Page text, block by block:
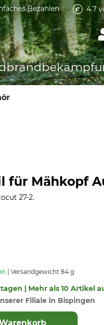
Bezahlen 4.7
für Mähkopf
27-2.
Versandgewicht 84 g
| Mehr als 10 Artikel
Filiale in Bispingen